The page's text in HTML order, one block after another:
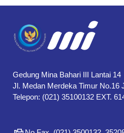
Gedung Mina Bahari III Lantai 14
Jl. Medan Merdeka Timur No.16
Telepon: (021) 35100132 EXT.